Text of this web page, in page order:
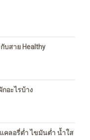
บสาย Healthy
อะไรบ้าง
คลอรี่ต่ำ ไขมันต่ำ น้ำใส